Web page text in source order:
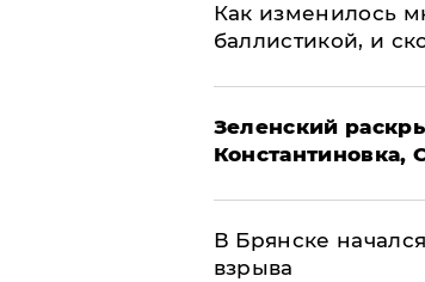
Как изменилось
баллистикой, и
​Зеленский
Константиновка,
В Брянске
взрыва